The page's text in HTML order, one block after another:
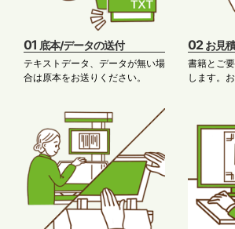
01 底本/データの送付
テキストデータ、データが無い場
合は原本をお送りください。
02お見
書籍とご
します。